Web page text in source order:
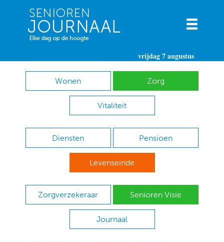
vrijdag 7 augustus
Wonen Zorg
Vitaliteit
Diensten Pensioen
Levenseinde
Zorgverzekeraar Senioren Visie
Journaal